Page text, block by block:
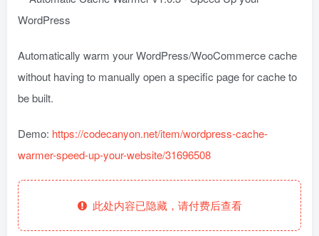
Automatically warm your WordPress/WooCommerce cache
without having to manually open a specific page for cache to
be built.
Demo: https://codecanyon.net/item/wordpress-cache-
warmer-speed-up-your-website/31696508
此处内容已隐藏，请付费后查看